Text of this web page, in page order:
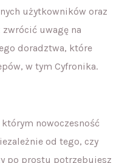
użytkowników oraz
uwagę na
doradztwa, które
w tym Cyfronika.
nowoczesność
od tego, czy
po prostu potrzebujesz